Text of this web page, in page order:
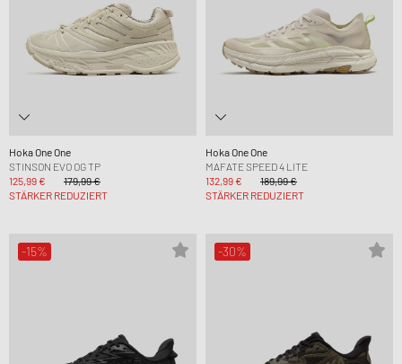
Hoka One One
STINSON EVO OG TP
125,99 €
179,99 €
STÄRKER REDUZIERT
Hoka One One
MAFATE SPEED 4 LITE
132,99 €
189,99 €
STÄRKER REDUZIERT
-15% -30%